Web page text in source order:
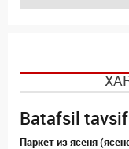
Batafsil
Паркет из ясеня